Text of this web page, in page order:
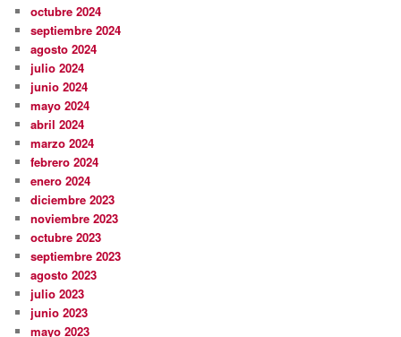
octubre 2024
septiembre 2024
agosto 2024
julio 2024
junio 2024
mayo 2024
abril 2024
marzo 2024
febrero 2024
enero 2024
diciembre 2023
noviembre 2023
octubre 2023
septiembre 2023
agosto 2023
julio 2023
junio 2023
mayo 2023